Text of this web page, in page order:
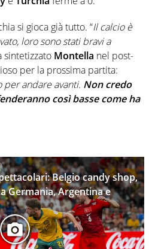
si gioca già tutto. “Il calcio è
loro sono stati bravi a
sintetizzato Montella nel post-
per la prossima partita:
per andare avanti. Non credo
così basse come ha
Belgio candy shop,
Germania, Argentina e